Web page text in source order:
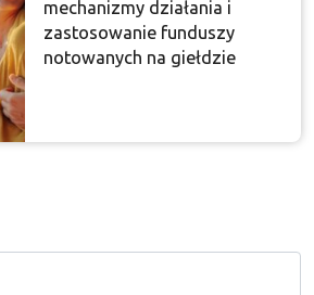
mechanizmy działania i
zastosowanie funduszy
notowanych na giełdzie